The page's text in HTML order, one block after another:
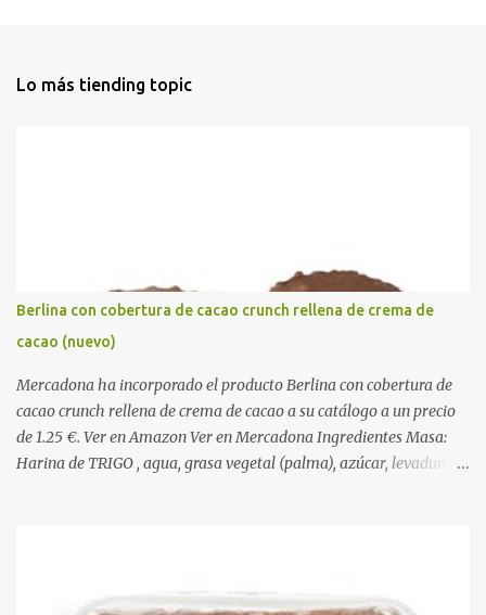
Lo más tiending topic
Berlina con cobertura de cacao crunch rellena de crema de
cacao (nuevo)
Mercadona ha incorporado el producto Berlina con cobertura de
cacao crunch rellena de crema de cacao a su catálogo a un precio
de 1.25 €. Ver en Amazon Ver en Mercadona Ingredientes Masa:
Harina de TRIGO , agua, grasa vegetal (palma), azúcar, levadura,
antioxidante (E300). Relleno 27%: Azúcar, aceite vegetal refinado